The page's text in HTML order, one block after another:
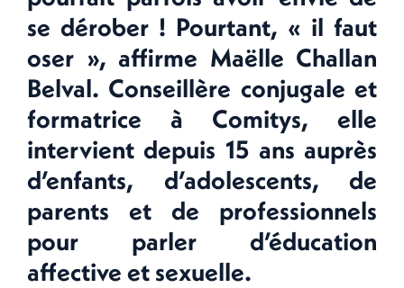
se dérober ! Pourtant, « il faut
oser », affirme Maëlle Challan
Belval. Conseillère conjugale et
formatrice à Comitys, elle
intervient depuis 15 ans auprès
d’enfants, d’adolescents, de
parents et de professionnels
pour parler d’éducation
affective et sexuelle.